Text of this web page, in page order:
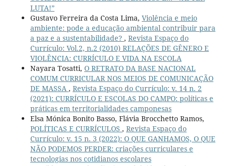
LUTA!”
Gustavo Ferreira da Costa Lima, Violência e meio
ambiente: pode a educação ambiental contribuir para
a paz e a sustentabilidade? , Revista Espaço do
Currículo: Vol.2, n.2 (2010) RELAÇÕES DE GÊNERO E
VIOLÊNCIA: CURRÍCULO E VIDA NA ESCOLA
Nayara Tosatti, O RETRATO DA BASE NACIONAL
COMUM CURRICULAR NOS MEIOS DE COMUNICAÇÃO
DE MASSA , Revista Espaço do Currículo: v. 14 n. 2
(2021): CURRÍCULO E ESCOLAS DO CAMPO: políticas e
práticas em territorialidades camponesas
Elsa Mónica Bonito Basso, Flávia Brocchetto Ramos,
POLÍTICAS E CURRÍCULOS , Revista Espaço do
Currículo: v. 15 n. 3 (2022): O QUE GANHAMOS, O QUE
NÃO PODEMOS PERDER: criações curriculares e
tecnologias nos cotidianos escolares